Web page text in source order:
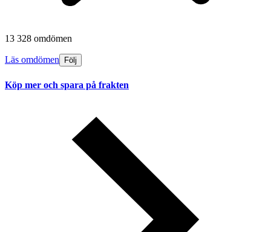
13 328 omdömen
Läs omdömen Följ
Köp mer och spara på frakten